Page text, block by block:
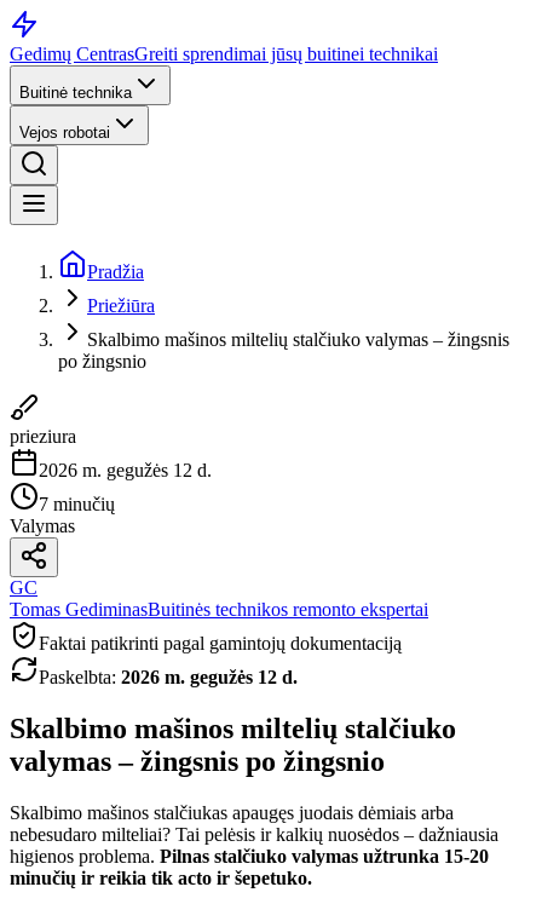
Gedimų CentrasGreiti sprendimai jūsų buitinei technikai
Buitinė technika
Vejos robotai
Pradžia
Priežiūra
Skalbimo mašinos miltelių stalčiuko valymas – žingsnis
po žingsnio
prieziura
2026 m. gegužės 12 d.
7 minučių
Valymas
GC
Tomas GediminasBuitinės technikos remonto ekspertai
Faktai patikrinti pagal gamintojų dokumentaciją
Paskelbta: 2026 m. gegužės 12 d.
Skalbimo mašinos miltelių stalčiuko
valymas – žingsnis po žingsnio
Skalbimo mašinos stalčiukas apaugęs juodais dėmiais arba
nebesudaro milteliai? Tai pelėsis ir kalkių nuosėdos – dažniausia
higienos problema. Pilnas stalčiuko valymas užtrunka 15-20
minučių ir reikia tik acto ir šepetuko.